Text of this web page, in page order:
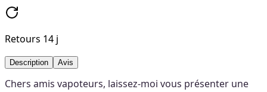
Retours 14 j
Description Avis
Chers amis vapoteurs, laissez-moi vous présenter une